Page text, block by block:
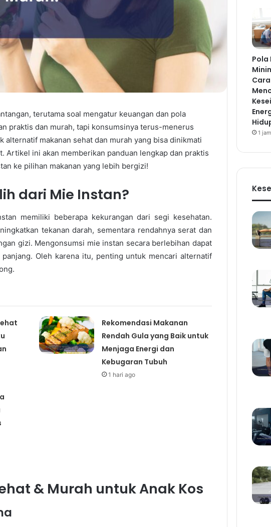
terutama soal mengatur keuangan dan pola
praktis dan murah, tapi konsumsinya terus-menerus
alternatif makanan sehat dan murah yang bisa dinikmati
Artikel ini akan memberikan panduan lengkap dan praktis
ke pilihan makanan yang lebih bergizi!
dari Mie Instan?
memiliki beberapa kekurangan dari segi kesehatan.
tekanan darah, sementara rendahnya serat dan
gizi. Mengonsumsi mie instan secara berlebihan dapat
Oleh karena itu, penting untuk mencari alternatif
Rekomendasi Makanan
Rendah Gula yang Baik untuk
Menjaga Energi dan
Kebugaran Tubuh
1 hari ago
& Murah untuk Anak Kos
Pola
1